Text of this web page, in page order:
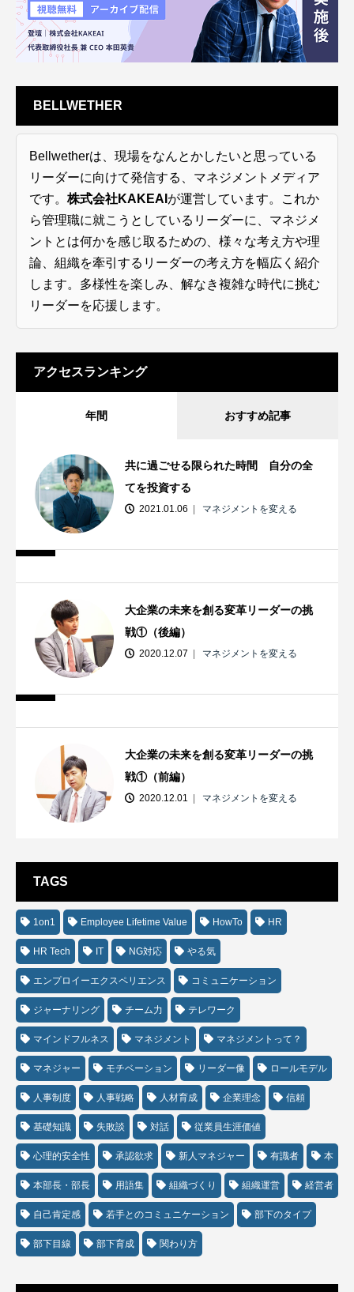
BELLWETHER
Bellwetherは、現場をなんとかしたいと思っている
リーダーに向けて発信する、マネジメントメディア
です。 株式会社KAKEAI が運営しています。これか
ら管理職に就こうとしているリーダーに、マネジメ
ントとは何かを感じ取るための、様々な考え方や理
論、組織を牽引するリーダーの考え方を幅広く紹介
します。多様性を楽しみ、解なき複雑な時代に挑む
リーダーを応援します。
アクセスランキング
年間 おすすめ記事
共に過ごせる限られた時間 自分の全
てを投資する
2021.01.06 マネジメントを変える
大企業の未来を創る変革リーダーの挑
戦①（後編）
2020.12.07 マネジメントを変える
大企業の未来を創る変革リーダーの挑
戦①（前編）
2020.12.01 マネジメントを変える
TAGS
1on1 Employee Lifetime Value HowTo HR
HR Tech IT NG対応 やる気
エンプロイーエクスペリエンス コミュニケーション
ジャーナリング チーム力 テレワーク
マインドフルネス マネジメント マネジメントって？
マネジャー モチベーション リーダー像 ロールモデル
人事制度 人事戦略 人材育成 企業理念 信頼
基礎知識 失敗談 対話 従業員生涯価値
心理的安全性 承認欲求 新人マネジャー 有識者 本
本部長・部長 用語集 組織づくり 組織運営 経営者
自己肯定感 若手とのコミュニケーション 部下のタイプ
部下目線 部下育成 関わり方